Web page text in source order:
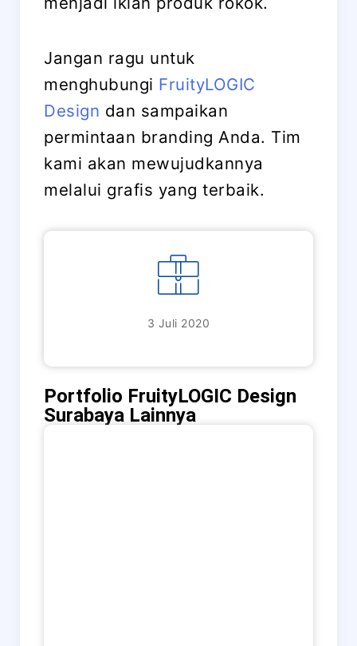
Jangan ragu untuk
menghubungi FruityLOGIC
Design dan sampaikan
permintaan branding Anda. Tim
kami akan mewujudkannya
melalui grafis yang terbaik.
3 Juli 2020
Portfolio FruityLOGIC Design
Surabaya Lainnya